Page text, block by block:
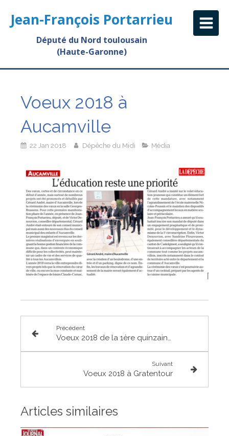
Jean-François Portarrieu
Député du Nord toulousain
(Haute-Garonne)
Voeux 2018 à
Aucamville
22 Jan 2018 Dépêche du Midi Média
Précédent
Voeux 2018 de la 1ère quinzaine de janvier
Suivant
Voeux 2018 à Gratentour
Articles similaires